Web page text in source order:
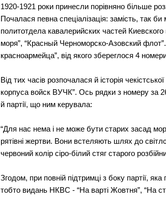
1920-1921 роки принесли порівняно більше
Почалася певна спеціалізація: замість, так
политотдела кавалерийских частей
моря”, “Красный Черноморско-Азовский
красноармейца”, від якого збереглося 4
Від тих часів розпочалася й історія
корпуса войск ВУЧК”. Ось рядки з номеру за
й партії, що ним керувала:
“Для нас нема і не може бути старих засад
рятівні жертви. Вони встеляють шлях до
червоний колір сіро-білий стяг старого
Згодом, при повній підтримці з боку партії,
тобто видань НКВС - “На варті Жовтня”, “На